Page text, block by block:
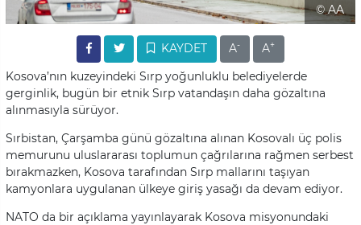
© AA
KAYDET A- A+
Kosova’nın kuzeyindeki Sırp yoğunluklu belediyelerde
gerginlik, bugün bir etnik Sırp vatandaşın daha gözaltına
alınmasıyla sürüyor.
Sırbistan, Çarşamba günü gözaltına alınan Kosovalı üç polis
memurunu uluslararası toplumun çağrılarına rağmen serbest
bırakmazken, Kosova tarafından Sırp mallarını taşıyan
kamyonlara uygulanan ülkeye giriş yasağı da devam ediyor.
NATO da bir açıklama yayınlayarak Kosova misyonundaki